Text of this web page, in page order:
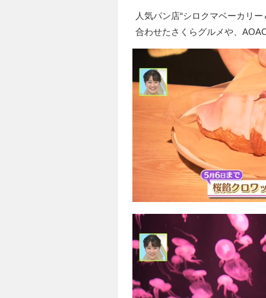
人気パン店“シロクマベーカリ
合わせたさくらグルメや、